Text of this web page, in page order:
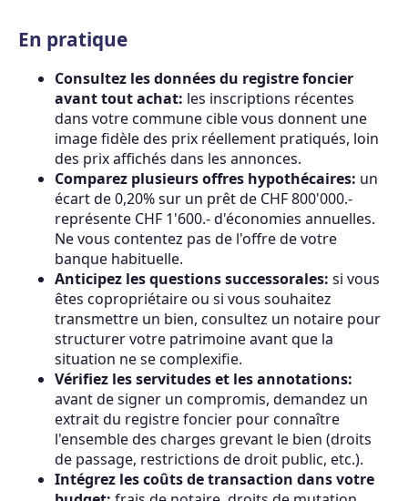
En pratique
Consultez les données du registre foncier
avant tout achat: les inscriptions récentes
dans votre commune cible vous donnent une
image fidèle des prix réellement pratiqués, loin
des prix affichés dans les annonces.
Comparez plusieurs offres hypothécaires: un
écart de 0,20% sur un prêt de CHF 800'000.-
représente CHF 1'600.- d'économies annuelles.
Ne vous contentez pas de l'offre de votre
banque habituelle.
Anticipez les questions successorales: si vous
êtes copropriétaire ou si vous souhaitez
transmettre un bien, consultez un notaire pour
structurer votre patrimoine avant que la
situation ne se complexifie.
Vérifiez les servitudes et les annotations:
avant de signer un compromis, demandez un
extrait du registre foncier pour connaître
l'ensemble des charges grevant le bien (droits
de passage, restrictions de droit public, etc.).
Intégrez les coûts de transaction dans votre